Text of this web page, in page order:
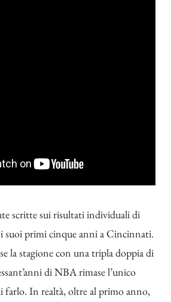
scritte sui risultati individuali di
suoi primi cinque anni a Cincinnati.
la stagione con una tripla doppia di
di NBA rimase l’unico
farlo. In realtà, oltre al primo anno,